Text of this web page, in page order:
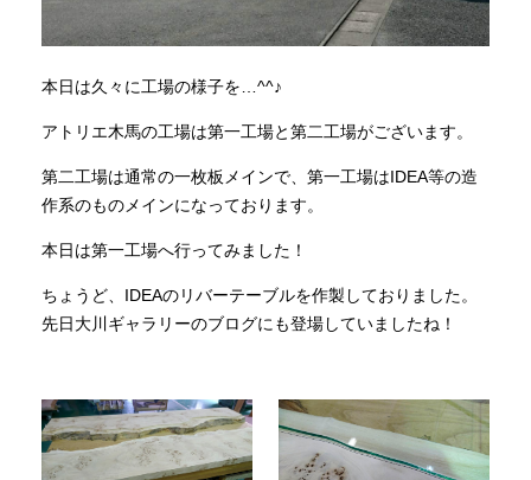
本日は久々に工場の様子を…^^♪
アトリエ木馬の工場は第一工場と第二工場がございます。
第二工場は通常の一枚板メインで、第一工場はIDEA等の造
作系のものメインになっております。
本日は第一工場へ行ってみました！
ちょうど、IDEAのリバーテーブルを作製しておりました。
先日大川ギャラリーのブログにも登場していましたね！